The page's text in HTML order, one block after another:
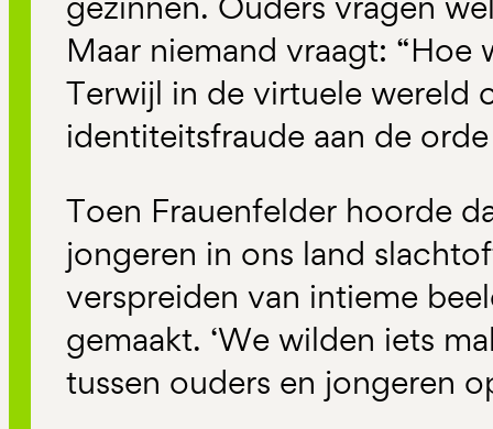
Maar niemand vraagt: “Hoe
Terwijl in de virtuele wereld
identiteitsfraude aan de
Toen Frauenfelder hoorde
jongeren in ons land
verspreiden van intieme
gemaakt. ‘We wilden iets
tussen ouders en jongeren